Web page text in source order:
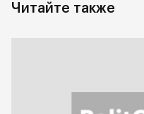
Читайте также